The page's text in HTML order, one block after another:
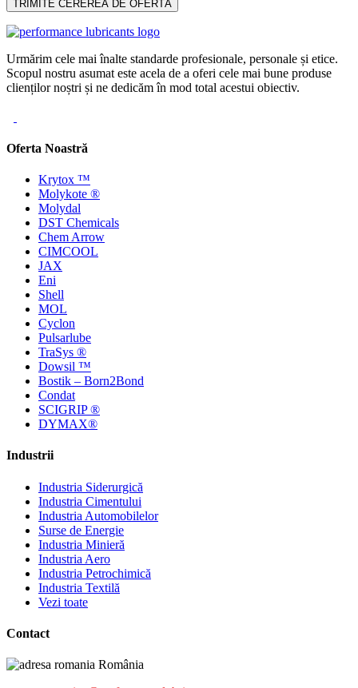
Urmărim cele mai înalte standarde profesionale, personale și etice.
Scopul nostru asumat este acela de a oferi cele mai bune produse
clienților noștri și ne dedicăm în mod total acestui obiectiv.
Oferta Noastră
Krytox ™
Molykote ®
Molydal
DST Chemicals
Chem Arrow
CIMCOOL
JAX
Eni
Shell
MOL
Cyclon
Pulsarlube
TraSys ®
Dowsil ™
Bostik – Born2Bond
Condat
SCIGRIP ®
DYMAX®
Industrii
Industria Siderurgică
Industria Cimentului
Industria Automobilelor
Surse de Energie
Industria Minieră
Industria Aero
Industria Petrochimică
Industria Textilă
Vezi toate
Contact
România